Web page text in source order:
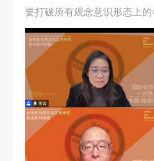
要打破所有观念意识形态上的